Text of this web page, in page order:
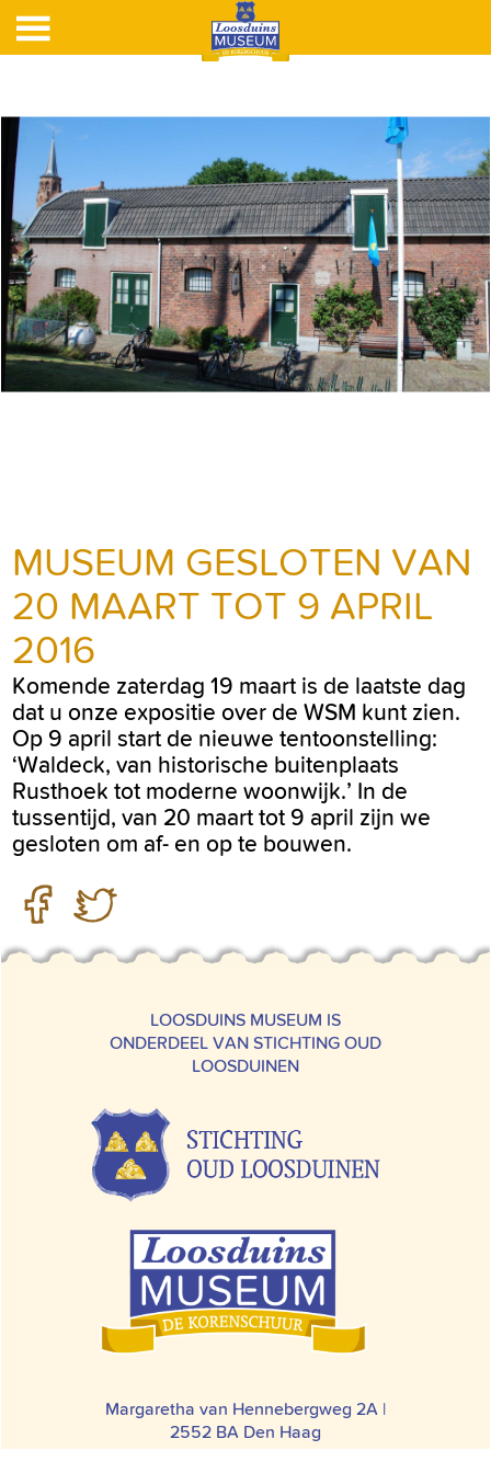
MUSEUM GESLOTEN VAN
20 MAART TOT 9 APRIL
2016
Komende zaterdag 19 maart is de laatste dag
dat u onze expositie over de WSM kunt zien.
Op 9 april start de nieuwe tentoonstelling:
‘Waldeck, van historische buitenplaats
Rusthoek tot moderne woonwijk.’ In de
tussentijd, van 20 maart tot 9 april zijn we
gesloten om af- en op te bouwen.
LOOSDUINS MUSEUM IS
ONDERDEEL VAN STICHTING OUD
LOOSDUINEN
Margaretha van Hennebergweg 2A |
2552 BA Den Haag
070 – 397 33 42 |